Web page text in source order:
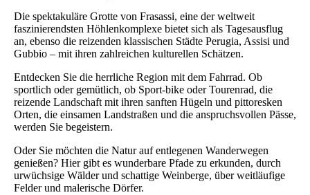
Die spektakuläre Grotte von Frasassi, eine der weltweit
faszinierendsten Höhlenkomplexe bietet sich als Tagesausflug
an, ebenso die reizenden klassischen Städte Perugia, Assisi und
Gubbio – mit ihren zahlreichen kulturellen Schätzen.
Entdecken Sie die herrliche Region mit dem Fahrrad. Ob
sportlich oder gemütlich, ob Sport-bike oder Tourenrad, die
reizende Landschaft mit ihren sanften Hügeln und pittoresken
Orten, die einsamen Landstraßen und die anspruchsvollen Pässe,
werden Sie begeistern.
Oder Sie möchten die Natur auf entlegenen Wanderwegen
genießen? Hier gibt es wunderbare Pfade zu erkunden, durch
urwüchsige Wälder und schattige Weinberge, über weitläufige
Felder und malerische Dörfer.